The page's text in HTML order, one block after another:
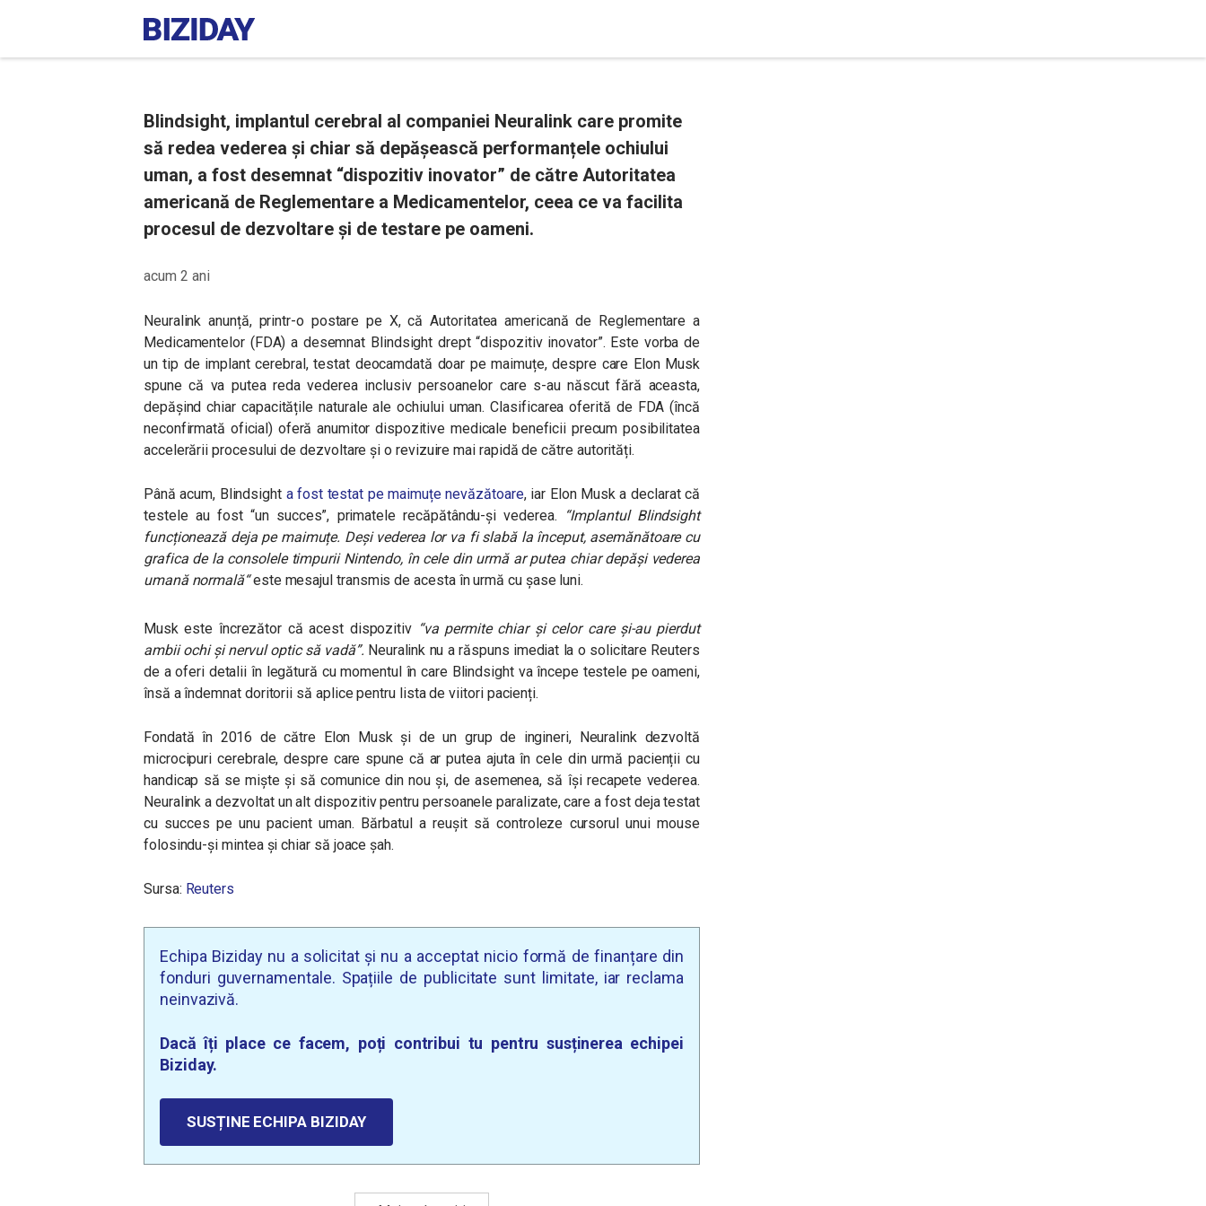
Blindsight, implantul cerebral al companiei Neuralink care promite
să redea vederea și chiar să depășească performanțele ochiului
uman, a fost desemnat “dispozitiv inovator” de către Autoritatea
americană de Reglementare a Medicamentelor, ceea ce va facilita
procesul de dezvoltare și de testare pe oameni.
acum 2 ani
Neuralink anunță, printr-o postare pe X, că Autoritatea americană de Reglementare a
Medicamentelor (FDA) a desemnat Blindsight drept “dispozitiv inovator”. Este vorba de
un tip de implant cerebral, testat deocamdată doar pe maimuțe, despre care Elon Musk
spune că va putea reda vederea inclusiv persoanelor care s-au născut fără aceasta,
depășind chiar capacitățile naturale ale ochiului uman. Clasificarea oferită de FDA (încă
neconfirmată oficial) oferă anumitor dispozitive medicale beneficii precum posibilitatea
accelerării procesului de dezvoltare și o revizuire mai rapidă de către autorități.
Până acum, Blindsight a fost testat pe maimuțe nevăzătoare, iar Elon Musk a declarat că
testele au fost “un succes”, primatele recăpătându-și vederea.
“Implantul Blindsight
funcționează deja pe maimuțe. Deși vederea lor va fi slabă la început, asemănătoare cu
grafica de la consolele timpurii Nintendo, în cele din urmă ar putea chiar depăși vederea
umană normală“este mesajul transmis de acesta în urmă cu șase luni.
Musk este încrezător că acest dispozitiv “va permite chiar și celor care și-au pierdut
ambii ochi și nervul optic să vadă”. Neuralink nu a răspuns imediat la o solicitare Reuters
de a oferi detalii în legătură cu momentul în care Blindsight va începe testele pe oameni,
însă a îndemnat doritorii să aplice pentru lista de viitori pacienți.
Fondată în 2016 de către Elon Musk și de un grup de ingineri, Neuralink dezvoltă
microcipuri cerebrale, despre care spune că ar putea ajuta în cele din urmă pacienții cu
handicap să se miște și să comunice din nou și, de asemenea, să își recapete vederea.
Neuralink a dezvoltat un alt dispozitiv pentru persoanele paralizate, care a fost deja testat
cu succes pe unu pacient uman. Bărbatul a reușit să controleze cursorul unui mouse
folosindu-și mintea și chiar să joace șah.
Sursa: Reuters
Echipa Biziday nu a solicitat și nu a acceptat nicio formă de finanțare din
fonduri guvernamentale. Spațiile de publicitate sunt limitate, iar reclama
neinvazivă.
Dacă îți place ce facem, poți contribui tu pentru susținerea echipei
Biziday.
SUSȚINE ECHIPA BIZIDAY